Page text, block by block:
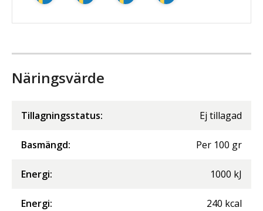
Näringsvärde
Tillagningsstatus: Ej tillagad
Basmängd: Per 100 gr
Energi: 1000 kJ
Energi: 240 kcal